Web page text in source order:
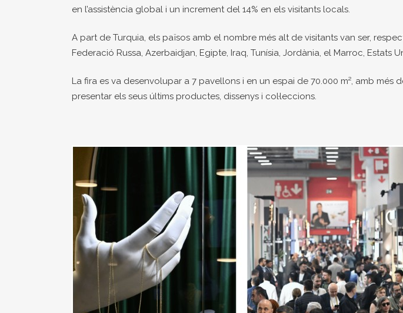
en l’assistència global i un increment del 14% en els visitants locals.
A part de Turquia, els països amb el nombre més alt de visitants van ser,
Federació Russa, Azerbaidjan, Egipte, Iraq, Tunísia, Jordània, el Marroc, Estats
La fira es va desenvolupar a 7 pavellons i en un espai de 70.000 m², amb més
presentar els seus últims productes, dissenys i col·leccions.